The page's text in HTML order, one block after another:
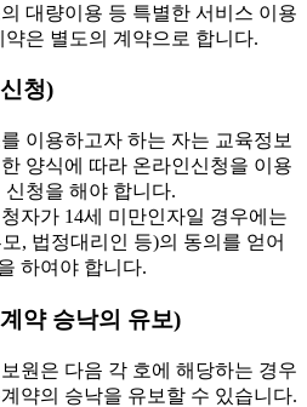
대량이용 등 특별한 서비스 이용
약은 별도의 계약으로 합니다.
청)
이용하고자 하는 자는 교육정보
양식에 따라 온라인신청을 이용
신청을 해야 합니다.
자가 14세 미만인자일 경우에는
, 법정대리인 등)의 동의를 얻어
하여야 합니다.
약 승낙의 유보)
원은 다음 각 호에 해당하는 경우
약의 승낙을 유보할 수 있습니다.